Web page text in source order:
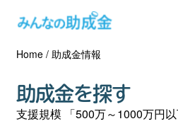
助成金を探す
士業の方へ
Home/ 助成金情報
助成金を探す
支援規模 「500万～1000万円